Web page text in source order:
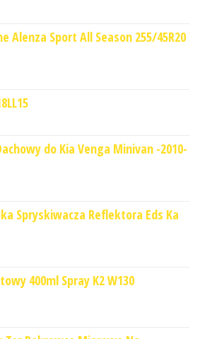
Alenza Sport All Season 255/45R20
do Kia Venga Minivan -2010-
Spryskiwacza Reflektora Eds Ka
400ml Spray K2 W130